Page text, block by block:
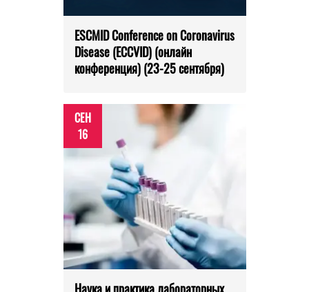
ESCMID Conference on Coronavirus
Disease (ECCVID) (онлайн
конференция) (23-25 сентября)
СЕН
16